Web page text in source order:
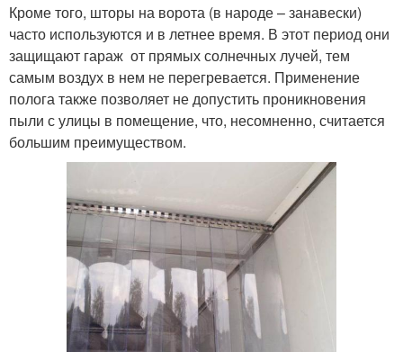
Кроме того, шторы на ворота (в народе – занавески)
часто используются и в летнее время. В этот период они
защищают гараж от прямых солнечных лучей, тем
самым воздух в нем не перегревается. Применение
полога также позволяет не допустить проникновения
пыли с улицы в помещение, что, несомненно, считается
большим преимуществом.